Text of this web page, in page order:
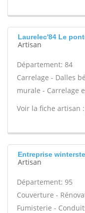
Laurelec'84 Le
Artisan
Département: 84
Carrelage - Dalles
murale - Carrelage
Voir la fiche artisan :
Entreprise
Artisan
Département: 95
Couverture -
Fumisterie -